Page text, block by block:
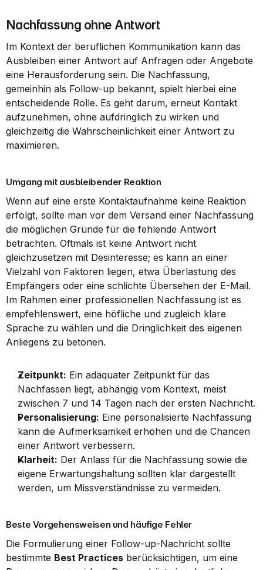
Nachfassung ohne Antwort
Im Kontext der beruflichen Kommunikation kann das
Ausbleiben einer Antwort auf Anfragen oder Angebote
eine Herausforderung sein. Die Nachfassung,
gemeinhin als Follow-up bekannt, spielt hierbei eine
entscheidende Rolle. Es geht darum, erneut Kontakt
aufzunehmen, ohne aufdringlich zu wirken und
gleichzeitig die Wahrscheinlichkeit einer Antwort zu
maximieren.
Umgang mit ausbleibender Reaktion
Wenn auf eine erste Kontaktaufnahme keine Reaktion
erfolgt, sollte man vor dem Versand einer Nachfassung
die möglichen Gründe für die fehlende Antwort
betrachten. Oftmals ist keine Antwort nicht
gleichzusetzen mit Desinteresse; es kann an einer
Vielzahl von Faktoren liegen, etwa Überlastung des
Empfängers oder eine schlichte Übersehen der E-Mail.
Im Rahmen einer professionellen Nachfassung ist es
empfehlenswert, eine höfliche und zugleich klare
Sprache zu wählen und die Dringlichkeit des eigenen
Anliegens zu betonen.
Zeitpunkt: Ein adäquater Zeitpunkt für das
Nachfassen liegt, abhängig vom Kontext, meist
zwischen 7 und 14 Tagen nach der ersten Nachricht.
Personalisierung: Eine personalisierte Nachfassung
kann die Aufmerksamkeit erhöhen und die Chancen
einer Antwort verbessern.
Klarheit: Der Anlass für die Nachfassung sowie die
eigene Erwartungshaltung sollten klar dargestellt
werden, um Missverständnisse zu vermeiden.
Beste Vorgehensweisen und häufige Fehler
Die Formulierung einer Follow-up-Nachricht sollte
bestimmte Best Practices berücksichtigen, um eine